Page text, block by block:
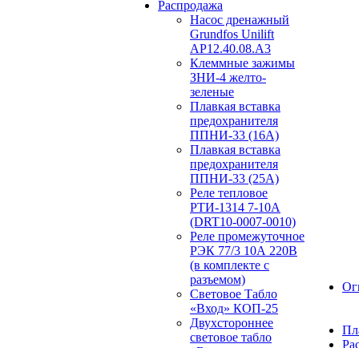
Распродажа
Насос дренажный
Grundfos Unilift
АP12.40.08.A3
Клеммные зажимы
ЗНИ-4 желто-
зеленые
Плавкая вставка
предохранителя
ППНИ-33 (16А)
Плавкая вставка
предохранителя
ППНИ-33 (25А)
Реле тепловое
РТИ-1314 7-10А
(DRT10-0007-0010)
Реле промежуточное
РЭК 77/3 10А 220В
(в комплекте с
разъемом)
Световое Табло
«Вход» КОП-25
Двухстороннее
световое табло